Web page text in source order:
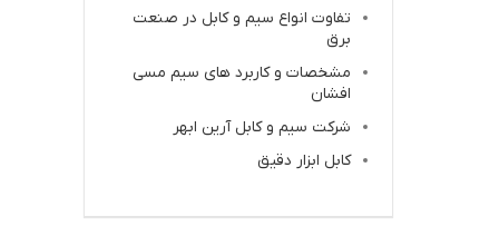
تفاوت انواع سیم و کابل در صنعت
برق
مشخصات و کاربرد های سیم مسی
افشان
شرکت سیم و کابل آرین ابهر
کابل ابزار دقیق